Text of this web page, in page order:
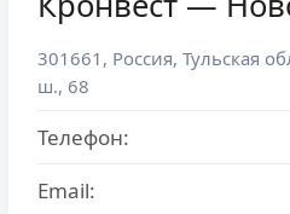
301661 , Россия, Тульская
ш., 68
Телефон:
Email: